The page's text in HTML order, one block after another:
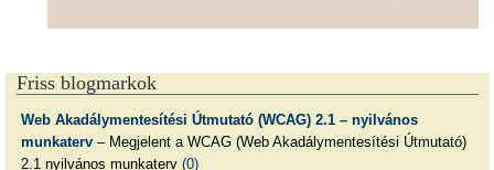
Friss blogmarkok
Web Akadálymentesítési Útmutató (WCAG) 2.1 – nyilvános
munkaterv– Megjelent a WCAG (Web Akadálymentesítési Útmutató)
2.1 nyilvános munkaterv (0)